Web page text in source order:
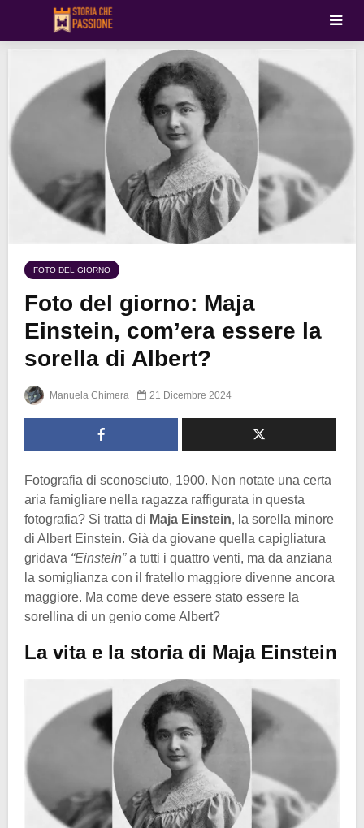
FOTO DEL GIORNO
Foto del giorno: Maja
Einstein, com’era essere la
sorella di Albert?
Manuela Chimera 21 Dicembre 2024
Fotografia di sconosciuto, 1900. Non notate una certa
aria famigliare nella ragazza raffigurata in questa
fotografia? Si tratta di Maja Einstein, la sorella minore
di Albert Einstein. Già da giovane quella capigliatura
gridava “Einstein”a tutti i quattro venti, ma da anziana
la somiglianza con il fratello maggiore divenne ancora
maggiore. Ma come deve essere stato essere la
sorellina di un genio come Albert?
La vita e la storia di Maja Einstein